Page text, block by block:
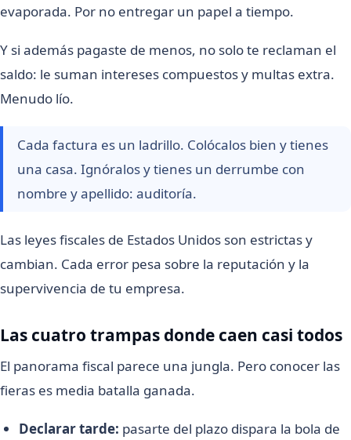
evaporada. Por no entregar un papel a tiempo.
Y si además pagaste de menos, no solo te reclaman el
saldo: le suman intereses compuestos y multas extra.
Menudo lío.
Cada factura es un ladrillo. Colócalos bien y tienes
una casa. Ignóralos y tienes un derrumbe con
nombre y apellido: auditoría.
Las leyes fiscales de Estados Unidos son estrictas y
cambian. Cada error pesa sobre la reputación y la
supervivencia de tu empresa.
Las cuatro trampas donde caen casi todos
El panorama fiscal parece una jungla. Pero conocer las
fieras es media batalla ganada.
Declarar tarde: pasarte del plazo dispara la bola de